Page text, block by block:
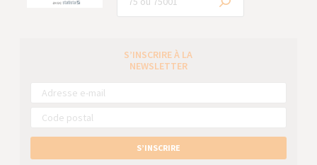
S’INSCRIRE À LA
NEWSLETTER
S’INSCRIRE